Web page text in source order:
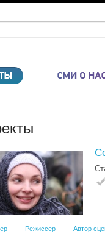
Режиссер Автор